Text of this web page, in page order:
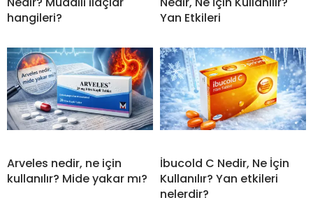
hangileri?
Yan Etkileri
Arveles nedir, ne için
kullanılır? Mide yakar mı?
İbucold C Nedir, Ne İçin
Kullanılır? Yan etkileri
nelerdir?